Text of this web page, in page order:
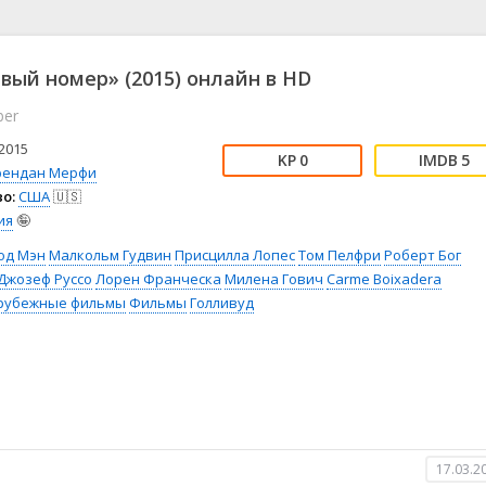
👨‍💼 Новости
тв
😱 Ужасы
🤠 Фильм-нуар
🧝‍♂️ Фэнтези
номер» (2015) онлайн в HD
Мерфи
США🇺🇸
🤪
0 5
Мэн Малкольм Гудвин Присцилла ЛопесТом Пелфри Роберт Бог
Руссо Лорен Франческа Милена Гович Carme Boixadera
фильмы Фильмы Голливуд